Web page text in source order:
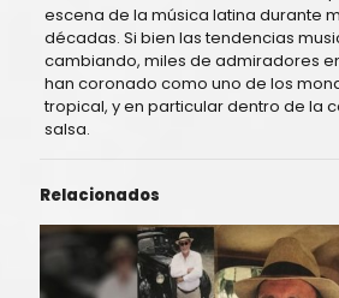
escena de la música latina durante
décadas. Si bien las tendencias
cambiando, miles de admiradores
han coronado como uno de los
tropical, y en particular dentro de la
salsa.
Relacionados